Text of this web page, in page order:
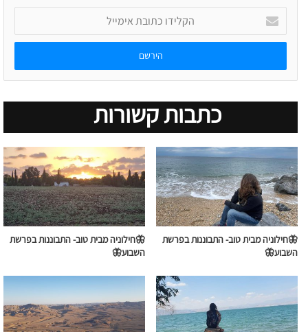
הקלידו
כתובת
אימייל
כתבות קשורות
🦋חילוניה מבית טוב- התבוננות בפרשת
השבוע🦋
🦋חילוניה מבית טוב- התבוננות בפרשת
השבוע🦋